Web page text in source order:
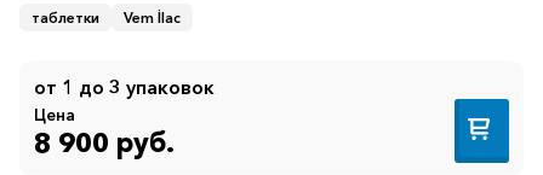
таблетки Vem İlac
от 1 до 3 упаковок
Цена
8 900 руб.